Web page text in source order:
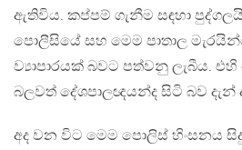
ඇතිවිය. කප්පම් ගැනීම සඳහා
පොලීසියේ සහ මෙම පාතාල
ව්‍යාපාරයක් බවට පත්වනු ලැබීය.
බලවත් දේශපාලඥයන්ද සිටි බව
අද වන විට මෙම පොලිස් හිංසනය